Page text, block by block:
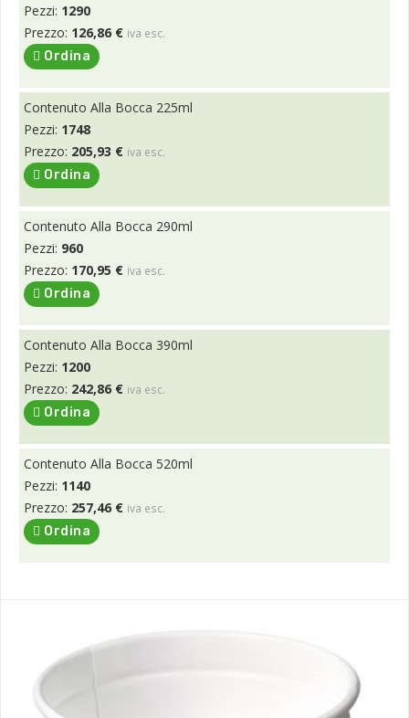
Pezzi: 1290
Prezzo: 126,86 € iva esc.
Ordina
Contenuto Alla Bocca 225ml
Pezzi: 1748
Prezzo: 205,93 € iva esc.
Ordina
Contenuto Alla Bocca 290ml
Pezzi: 960
Prezzo: 170,95 € iva esc.
Ordina
Contenuto Alla Bocca 390ml
Pezzi: 1200
Prezzo: 242,86 € iva esc.
Ordina
Contenuto Alla Bocca 520ml
Pezzi: 1140
Prezzo: 257,46 € iva esc.
Ordina